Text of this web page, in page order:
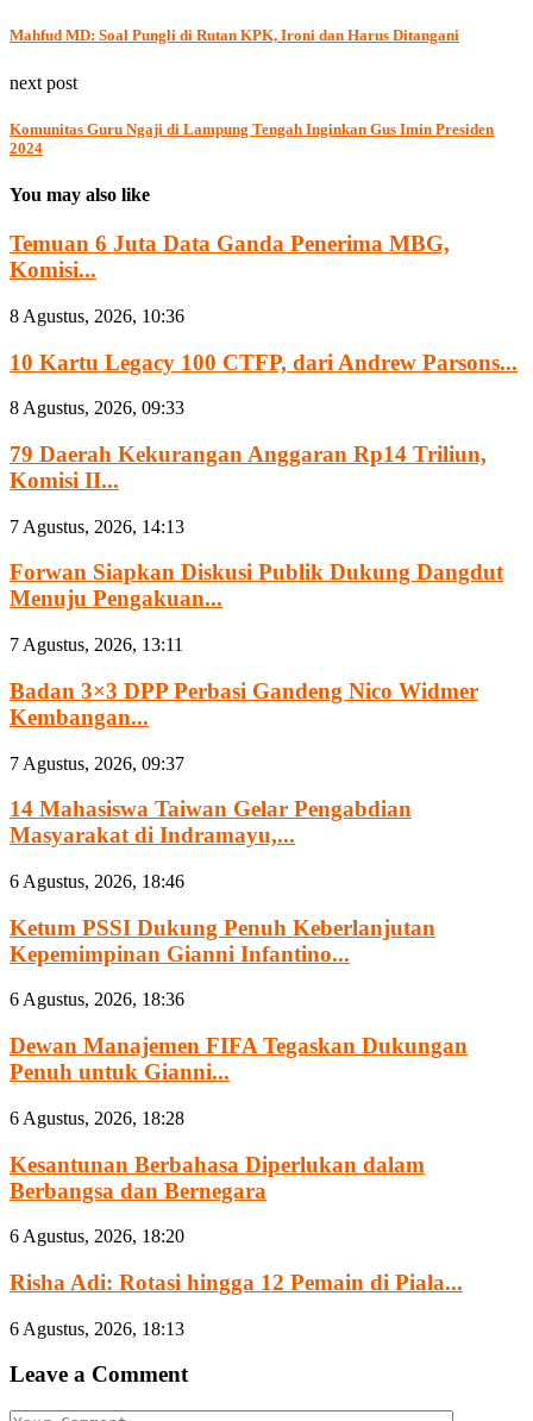
Mahfud MD: Soal Pungli di Rutan KPK, Ironi dan Harus Ditangani
next post
Komunitas Guru Ngaji di Lampung Tengah Inginkan Gus Imin Presiden
2024
You may also like
Temuan 6 Juta Data Ganda Penerima MBG,
Komisi...
8 Agustus, 2026, 10:36
10 Kartu Legacy 100 CTFP, dari Andrew Parsons...
8 Agustus, 2026, 09:33
79 Daerah Kekurangan Anggaran Rp14 Triliun,
Komisi II...
7 Agustus, 2026, 14:13
Forwan Siapkan Diskusi Publik Dukung Dangdut
Menuju Pengakuan...
7 Agustus, 2026, 13:11
Badan 3×3 DPP Perbasi Gandeng Nico Widmer
Kembangan...
7 Agustus, 2026, 09:37
14 Mahasiswa Taiwan Gelar Pengabdian
Masyarakat di Indramayu,...
6 Agustus, 2026, 18:46
Ketum PSSI Dukung Penuh Keberlanjutan
Kepemimpinan Gianni Infantino...
6 Agustus, 2026, 18:36
Dewan Manajemen FIFA Tegaskan Dukungan
Penuh untuk Gianni...
6 Agustus, 2026, 18:28
Kesantunan Berbahasa Diperlukan dalam
Berbangsa dan Bernegara
6 Agustus, 2026, 18:20
Risha Adi: Rotasi hingga 12 Pemain di Piala...
6 Agustus, 2026, 18:13
Leave a Comment